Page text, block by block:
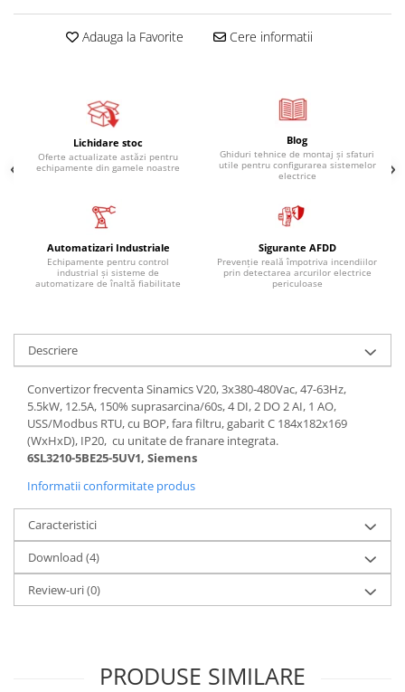
Accesorii contactoare si protectii
Soft startere
Relee comanda
Relee monitorizare
Relee statice
Relee timp
Automatizări industriale
Panouri operatoare (HMI)
Controlere pentru automatizari
Switch-uri si comunicatii
Convertizoare frecvenţă
Invertoare (Convertizoare)
Accesorii convertizoare frecventa
Senzori
Cabluri senzori
Senzori inductivi
Senzori temperatura
Adauga la Favorite Cere informatii
Lichidare stoc
Oferte actualizate astăzi pentru
echipamente din gamele noastre
Blog
Ghiduri tehnice de montaj și sfaturi
utile pentru configurarea sistemelor
electrice
Automatizari Industriale
Echipamente pentru control
industrial și sisteme de
automatizare de înaltă fiabilitate
Sigurante AFDD
Prevenție reală împotriva incendiilor
prin detectarea arcurilor electrice
periculoase
Descriere
Convertizor frecventa Sinamics V20, 3x380-480Vac, 47-63Hz,
5.5kW, 12.5A, 150% suprasarcina/60s, 4 DI, 2 DO 2 AI, 1 AO,
USS/Modbus RTU, cu BOP, fara filtru, gabarit C 184x182x169
(WxHxD), IP20, cu unitate de franare integrata.
6SL3210-5BE25-5UV1, Siemens
Informatii conformitate produs
Caracteristici
Download (4)
Review-uri(0)
PRODUSE SIMILARE